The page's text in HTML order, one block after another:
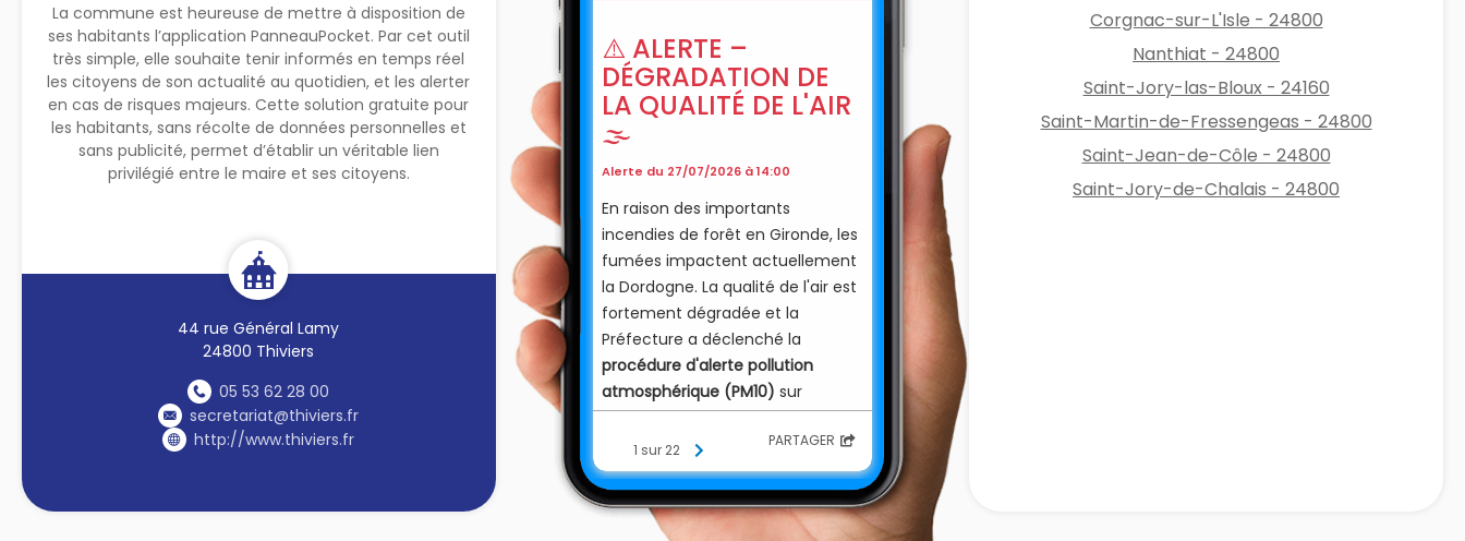
La commune est heureuse de mettre à disposition de
ses habitants l’application PanneauPocket. Par cet outil
très simple, elle souhaite tenir informés en temps réel
les citoyens de son actualité au quotidien, et les alerter
en cas de risques majeurs. Cette solution gratuite pour
les habitants, sans récolte de données personnelles et
sans publicité, permet d’établir un véritable lien
privilégié entre le maire et ses citoyens.
44 rue Général Lamy
24800 Thiviers
05 53 62 28 00
secretariat@thiviers.fr
http://www.thiviers.fr
⚠️ ALERTE –
DÉGRADATION DE
LA QUALITÉ DE L'AIR
🌫️
Alerte du 27/07/2026 à 14:00
En raison des importants
incendies de forêt en Gironde, les
fumées impactent actuellement
la Dordogne. La qualité de l'air est
fortement dégradée et la
Préfecture a déclenché la
procédure d'alerte pollution
atmosphérique (PM10) sur
l'ensemble du département.
Recommandations à la
population :
🏠 Limitez vos déplacements et le
1 sur 22 PARTAGER
Corgnac-sur-L'Isle - 24800
Nanthiat - 24800
Saint-Jory-las-Bloux - 24160
Saint-Martin-de-Fressengeas - 24800
Saint-Jean-de-Côle - 24800
Saint-Jory-de-Chalais - 24800